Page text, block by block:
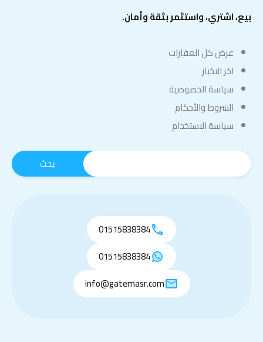
بيع، اشتري، واستثمر بثقة وأمان.
عرض كل العقارات
اخر الاخبار
سياسة الخصوصية
الشروط والأحكام
سياسة الاستخدام
01515838384
01515838384
info@gatemasr.com